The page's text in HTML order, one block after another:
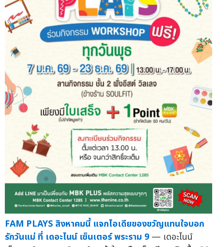
FAM PLAYS สิงหาคมนี้ แจกไอเดียของขวัญแทนใจบอก
รักวันแม่ ที่ เดอะไนน์ เซ็นเตอร์ พระราม 9 — เดอะไนน์